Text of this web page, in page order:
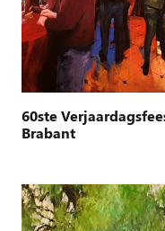
60ste
Brabant